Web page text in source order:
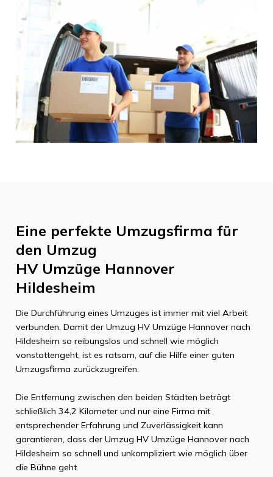
Eine perfekte Umzugsfirma für
den Umzug
HV Umzüge Hannover
Hildesheim
Die Durchführung eines Umzuges ist immer mit viel Arbeit
verbunden. Damit der Umzug HV Umzüge Hannovernach
Hildesheim so reibungslos und schnell wie möglich
vonstattengeht, ist es ratsam, auf die Hilfe einer guten
Umzugsfirma zurückzugreifen.
Die Entfernung zwischen den beiden Städten beträgt
schließlich 34,2 Kilometerund nur eine Firma mit
entsprechender Erfahrung und Zuverlässigkeit kann
garantieren, dass der Umzug HV Umzüge Hannovernach
Hildesheim so schnell und unkompliziert wie möglich über
die Bühne geht.